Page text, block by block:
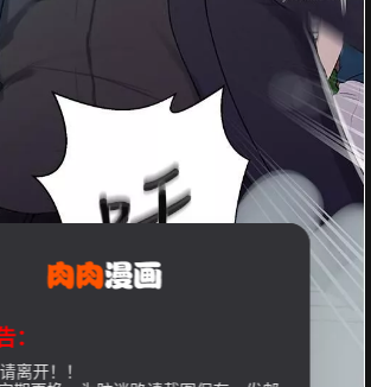
：
离开！！